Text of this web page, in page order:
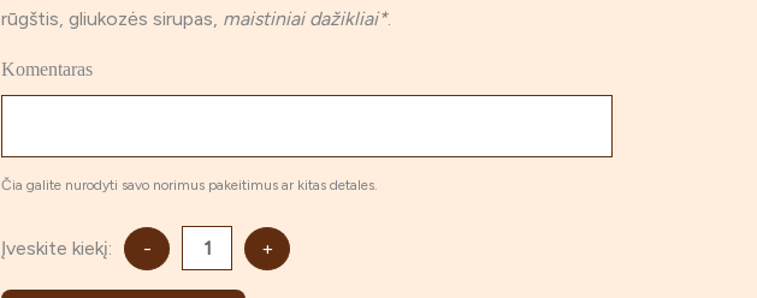
rūgštis, gliukozės sirupas, maistiniai dažikliai*.
Komentaras
Čia galite nurodyti savo norimus pakeitimus ar kitas detales.
-
Įveskite kiekį: +